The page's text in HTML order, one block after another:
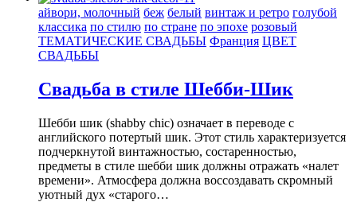
айвори, молочный беж белый винтаж и ретро голубой
классика по стилю по стране по эпохе розовый
ТЕМАТИЧЕСКИЕ СВАДЬБЫ Франция ЦВЕТ
СВАДЬБЫ
Свадьба в стиле Шебби-Шик
Шебби шик (shabby chic) означает в переводе с
английского потертый шик. Этот стиль характеризуется
подчеркнутой винтажностью, состаренностью,
предметы в стиле шебби шик должны отражать «налет
времени». Атмосфера должна воссоздавать скромный
уютный дух «старого…